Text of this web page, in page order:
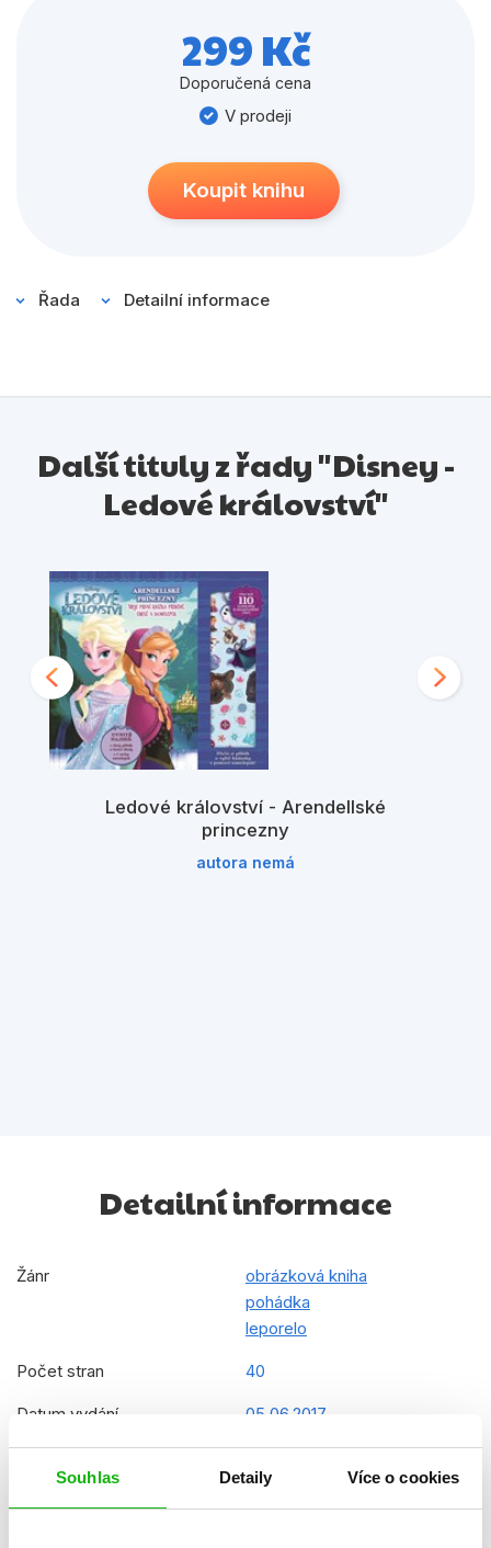
Souhlas Detaily Více o cookies
Populárně - naučná pro dospělé
Populárně - naučné pro děti
Příroda a zahrada
Společnost, politika
Výchova a pedagogika
Všechny kategorie
299 Kč
Doporučená cena
V prodeji
Koupit knihu
Řada Detailní informace
Další tituly z řady "Disney -
Ledové království"
Ledové království - Arendellské
princezny
autora nemá
Detailní informace
Žánr
obrázková kniha
pohádka
leporelo
Počet stran 40
Datum vydání 05.06.2017